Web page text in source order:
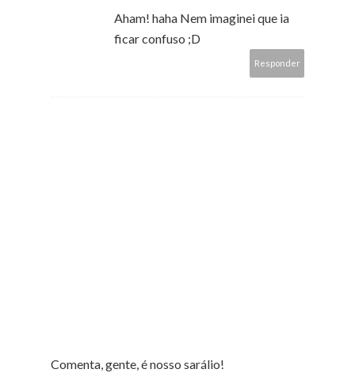
Aham! haha Nem imaginei que ia
ficar confuso ;D
Responder
Comenta, gente, é nosso sarálio!